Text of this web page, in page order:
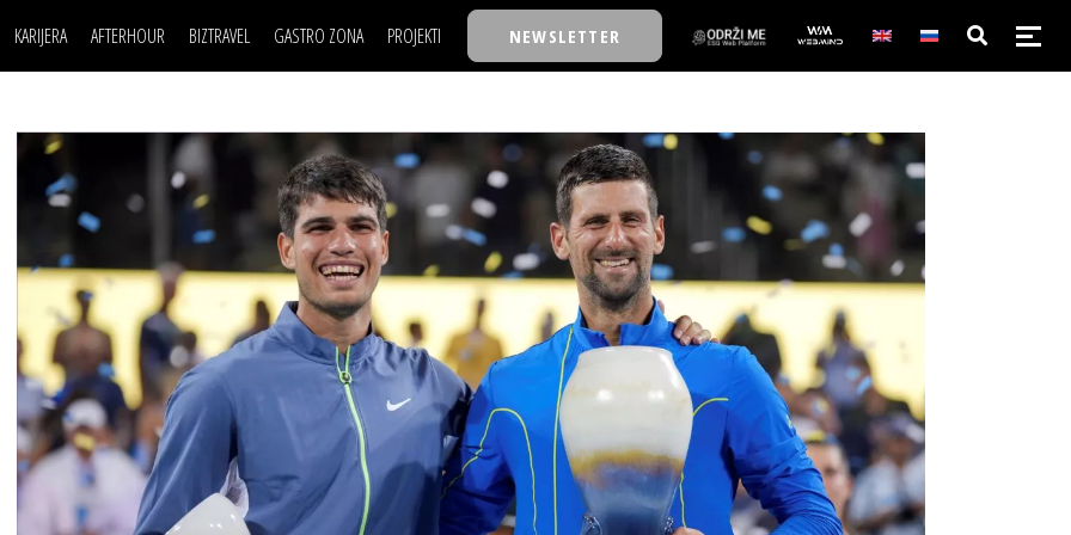
KARIJERA
LJUDI (HR)
MOJ UGAO
USAVRŠAVANJE
KNOW-HOW
AFTERHOUR
AUTO SVET
WELLBEING
BIZTRAVEL GASTRO ZONA PROJEKTI
TASTY TALKS
30 ISPOD 30
BACK TO OFFICE/SCHOOL
BIZBENDOVI
BIZKOLEGIJUM
BMW BIZNIS LIGA
BIZLIFE WEEK
IZJAVA GODINE
NEWSLETTER
POSAO
MOJ UGAO
USAVRŠAVANJE
KNOW-HOW
FILM I SCENA
AUTO SVET
WELLBEING
NAJKOLEGA
30 ISPOD 30
BACK TO OFFICE/SCHOOL
BIZBENDOVI
BIZKOLEGIJUM
BMW BIZNIS LIGA
BIZLIFE WEEK
IZJAVA GODINE